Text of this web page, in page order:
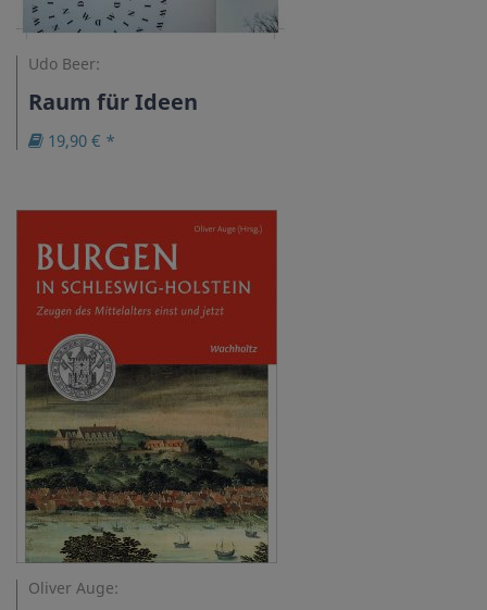
Udo Beer:
Raum für Ideen
19,90 € *
Oliver Auge: